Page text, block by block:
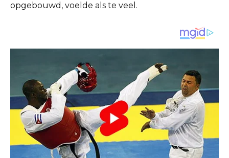
opgebouwd, voelde als te veel.